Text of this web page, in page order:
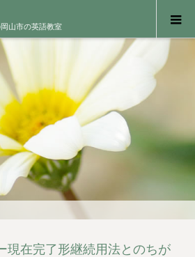
山市の英語教室
現在完了形継続用法とのちが